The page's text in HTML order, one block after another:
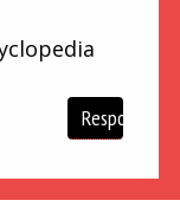
Respon